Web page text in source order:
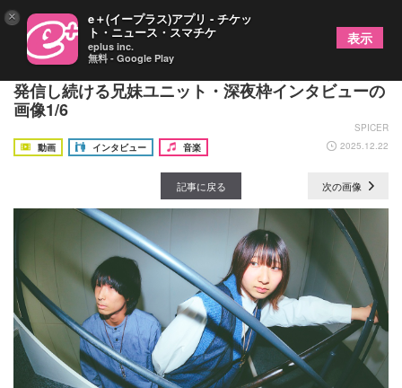
“真夜中ポップ系”をコンセプトに掲げ多彩な楽曲を
発信し続ける兄妹ユニット・深夜枠インタビューの
画像1/6
SPICER
動画
インタビュー 音楽 2025.12.22
記事に戻る 次の画像
× e＋(イープラス)アプリ - チケッ
ト・ニュース・スマチケ
eplus inc.
無料 - Google Play
表示